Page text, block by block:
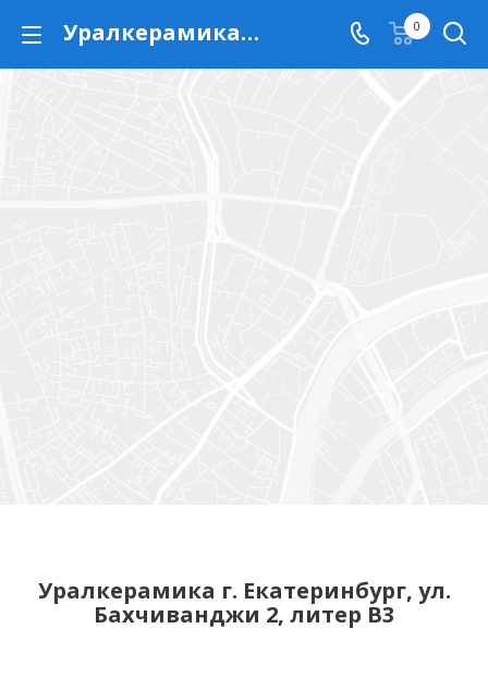
Уралкерамика - ул. Бахчиванджи 2 литер B3 0
Уралкерамика г. Екатеринбург, ул.
Бахчиванджи 2, литер B3